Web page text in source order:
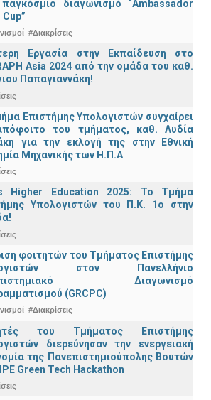
διαγωνισμό “Ambassador
#Διακρίσεις
Εργασία στην Εκπαίδευση στο
Asia 2024 από την ομάδα του καθ.
Παπαγιαννάκη!
Επιστήμης Υπολογιστών συγχαίρει
του τμήματος, καθ. Λυδία
για την εκλογή της στην Εθνική
Μηχανικής των Η.Π.Α
Higher Education 2025: Το Τμήμα
Υπολογιστών του Π.Κ. 1ο στην
φοιτητών του Τμήματος Επιστήμης
στον Πανελλήνιο
Διαγωνισμό
(GRCPC)
#Διακρίσεις
του Τμήματος Επιστήμης
διερεύνησαν την ενεργειακή
της Πανεπιστημιούπολης Βουτών
Green Tech Hackathon